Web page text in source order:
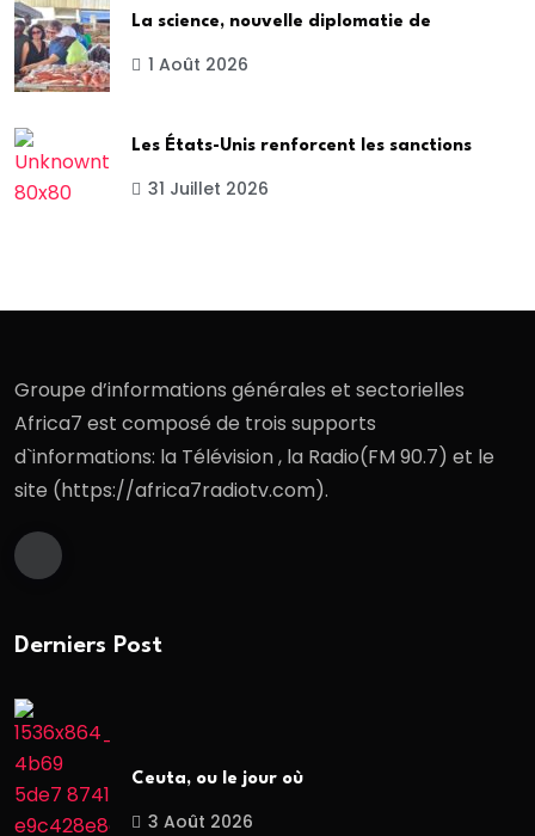
La science, nouvelle diplomatie de
1 Août 2026
Les États-Unis renforcent les sanctions
31 Juillet 2026
Groupe d’informations générales et sectorielles
Africa7 est composé de trois supports
d`informations: la Télévision , la Radio(FM 90.7) et le
site (https://africa7radiotv.com).
Derniers Post
Ceuta, ou le jour où
3 Août 2026